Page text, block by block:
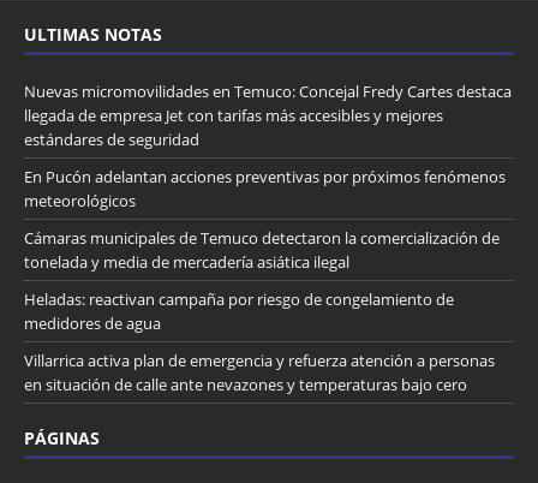
ULTIMAS NOTAS
Nuevas micromovilidades en Temuco: Concejal Fredy Cartes destaca
llegada de empresa Jet con tarifas más accesibles y mejores
estándares de seguridad
En Pucón adelantan acciones preventivas por próximos fenómenos
meteorológicos
Cámaras municipales de Temuco detectaron la comercialización de
tonelada y media de mercadería asiática ilegal
Heladas: reactivan campaña por riesgo de congelamiento de
medidores de agua
Villarrica activa plan de emergencia y refuerza atención a personas
en situación de calle ante nevazones y temperaturas bajo cero
PÁGINAS